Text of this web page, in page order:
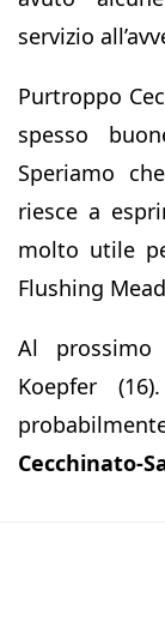
servizio
Purtroppo
spesso
Speriamo
riesce a
molto utile
Flushing
Al
Koepfer
Cecchinato-